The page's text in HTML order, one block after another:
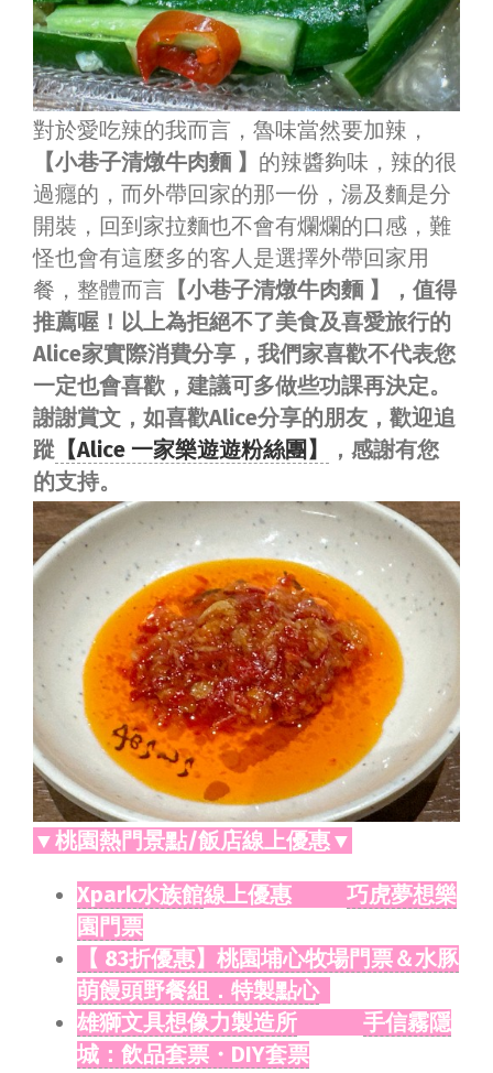
對於愛吃辣的我而言，魯味當然要加辣，
【小巷子清燉牛肉麵 】 的辣醬夠味，辣的很
過癮的，而外帶回家的那一份，湯及麵是分
開裝，回到家拉麵也不會有爛爛的口感，難
怪也會有這麼多的客人是選擇外帶回家用
餐，整體而言 【小巷子清燉牛肉麵 】，值得
推薦喔！以上為拒絕不了美食及喜愛旅行的
Alice家實際消費分享，我們家喜歡不代表您
一定也會喜歡，建議可多做些功課再決定。
謝謝賞文，如喜歡Alice分享的朋友，歡迎追
蹤 【Alice 一家樂遊遊粉絲團】
，感謝有您
的支持。
▼桃園熱門景點/飯店線上優惠▼
Xpark水族館線上優惠
巧虎夢想樂
園門票
【 83折優惠】桃園埔心牧場門票＆水豚
萌饅頭野餐組．特製點心
雄獅文具想像力製造所
手信霧隱
城：飲品套票・DIY套票